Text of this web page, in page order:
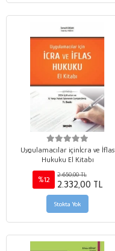
Uygulamacılar içinİcra ve İflas
Hukuku El Kitabı
%12
2.650,00 TL
2.332,00 TL
Stokta Yok